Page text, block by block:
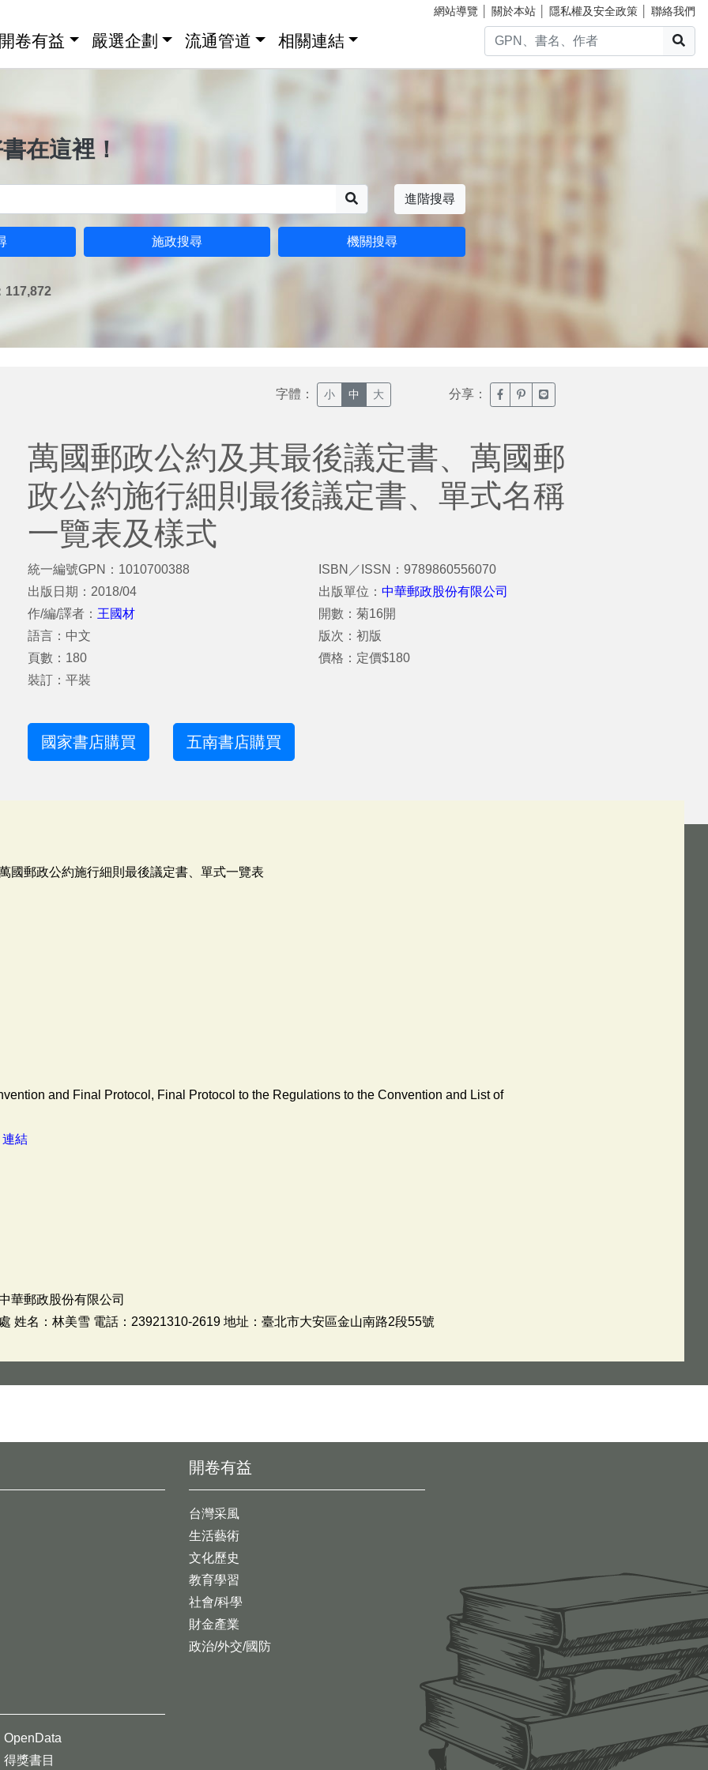
網站導覽 關於本站 隱私權及安全政策 聯絡我們
卷有益 嚴選企劃 流通管道 相關連結
在這裡！
進階搜尋
施政搜尋 機關搜尋
117,872
字體： 小 中 大 分享： 臉書分享(另開新視窗)
噗浪分享(另開新視窗)
Line分享(另開新視窗)
萬國郵政公約及其最後議定書、萬國郵
政公約施行細則最後議定書、單式名稱
一覽表及樣式
統一編號GPN：1010700388
出版日期：2018/04
作/編/譯者： 王國材
語言：中文
頁數：180
裝訂：平裝
ISBN／ISSN：9789860556070
出版單位：中華郵政股份有限公司
開數：菊16開
版次：初版
價格：定價$180
國家書店購買 五南書店購買
國郵政公約施行細則最後議定書、單式一覽表
and Final Protocol, Final Protocol to the Regulations to the Convention and List of
連結
華郵政股份有限公司
姓名：林美雪 電話：23921310-2619 地址：臺北市大安區金山南路2段55號
開卷有益
台灣采風
生活藝術
文化歷史
教育學習
社會/科學
財金產業
政治/外交/國防
OpenData
得獎書目